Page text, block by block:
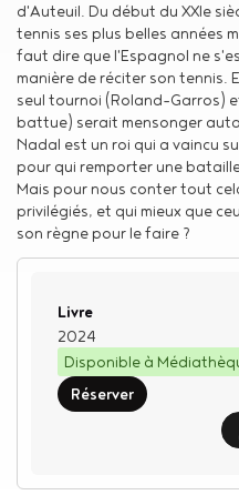
d'Auteuil. Du début du XXIe
tennis ses plus belles années
faut dire que l'Espagnol ne
manière de réciter son tennis.
seul tournoi (Roland-Garros)
battue) serait mensonger
Nadal est un roi qui a vaincu
pour qui remporter une
Mais pour nous conter tout
privilégiés, et qui mieux que
son règne pour le faire ?
Type de support matériel
Livre
2024
Disponible à
Réserver